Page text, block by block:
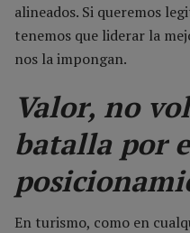
alineados. Si queremos
tenemos que liderar la
nos la impongan.
Valor, no
batalla por
En turismo, como en